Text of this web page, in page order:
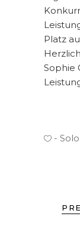
Platz
Sophie